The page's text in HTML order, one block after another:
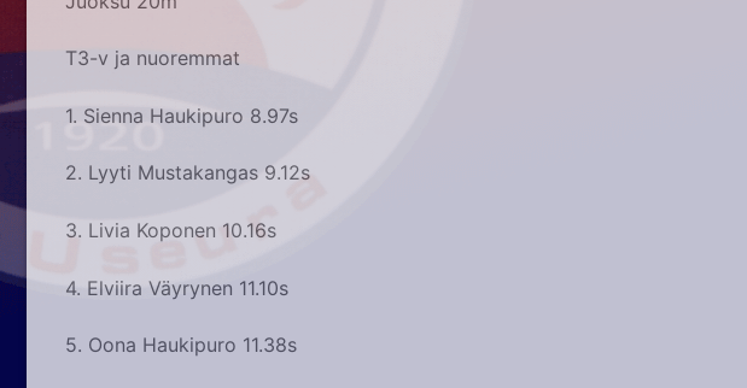
T3-v ja nuoremmat
1. Sienna Haukipuro 8.97s
2. Lyyti Mustakangas 9.12s
3. Livia Koponen 10.16s
4. Elviira Väyrynen 11.10s
5. Oona Haukipuro 11.38s